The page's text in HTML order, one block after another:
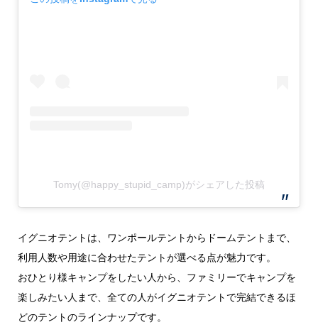
Tomy(@happy_stupid_camp)がシェアした投稿
イグニオテントは、ワンポールテントからドームテントまで、
利用人数や用途に合わせたテントが選べる点が魅力です。
おひとり様キャンプをしたい人から、ファミリーでキャンプを
楽しみたい人まで、全ての人がイグニオテントで完結できるほ
どのテントのラインナップです。